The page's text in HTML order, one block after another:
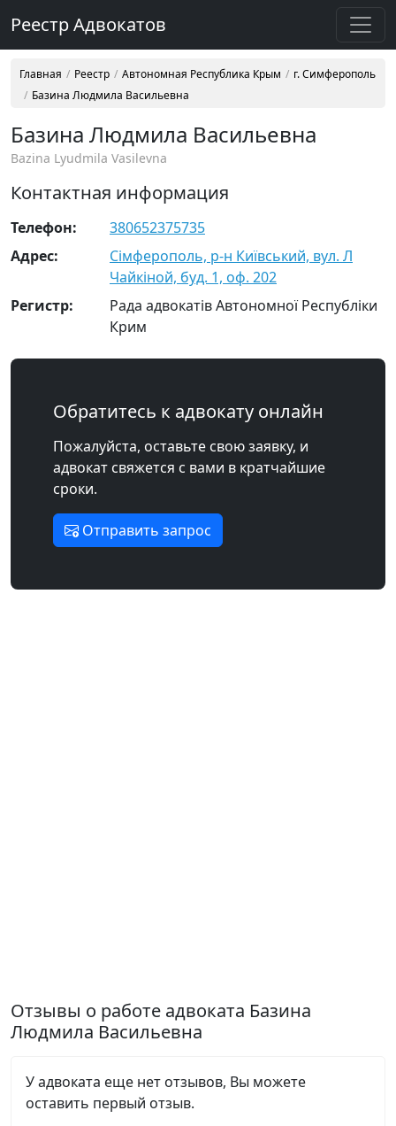
Реестр Адвокатов
Главная Реестр Автономная Республика Крым
г. Симферополь
Базина Людмила Васильевна
Базина Людмила Васильевна
Bazina Lyudmila Vasilevna
Контактная информация
Телефон:
380652375735
Адрес:
Сімферополь, р-н Київський, вул. Л
Чайкіной, буд. 1, оф. 202
Регистр:
Рада адвокатів Автономної Республіки
Крим
Обратитесь к адвокату онлайн
Пожалуйста, оставьте свою заявку, и
адвокат свяжется с вами в кратчайшие
сроки.
Отправить запрос
Отзывы о работе адвоката Базина
Людмила Васильевна
У адвоката еще нет отзывов, Вы можете
оставить первый отзыв.